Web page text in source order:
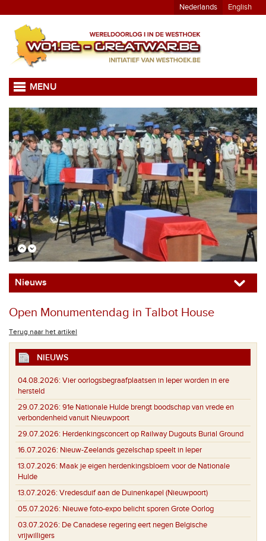
Nederlands English
MENU
Nieuws
Open Monumentendag in Talbot House
Terug naar het artikel
NIEUWS
04.08.2026: Vier oorlogsbegraafplaatsen in Ieper worden in ere
hersteld
29.07.2026: 91e Nationale Hulde brengt boodschap van vrede en
verbondenheid vanuit Nieuwpoort
29.07.2026: Herdenkingsconcert op Railway Dugouts Burial Ground
16.07.2026: Nieuw-Zeelands gezelschap speelt in Ieper
13.07.2026: Maak je eigen herdenkingsbloem voor de Nationale
Hulde
13.07.2026: Vredesduif aan de Duinenkapel (Nieuwpoort)
05.07.2026: Nieuwe foto-expo belicht sporen Grote Oorlog
03.07.2026: De Canadese regering eert negen Belgische
vrijwilligers